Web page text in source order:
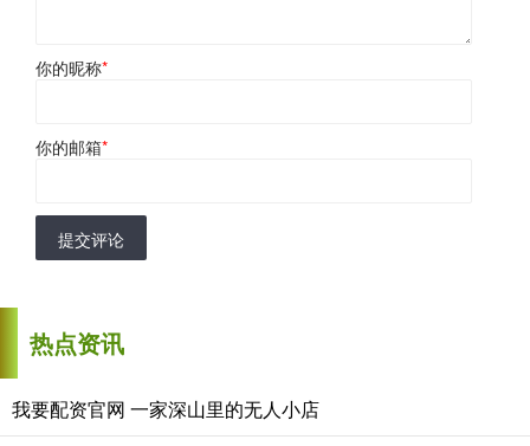
你的昵称*
你的邮箱*
提交评论
热点资讯
我要配资官网 一家深山里的无人小店